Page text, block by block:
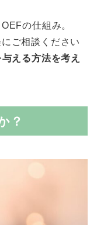
の仕組み。
ご相談ください
える方法を考え
？